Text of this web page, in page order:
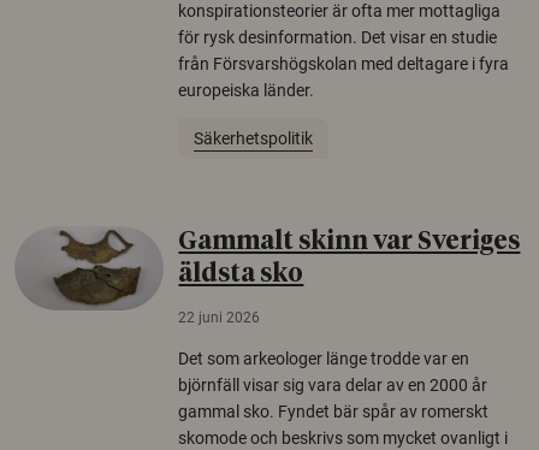
konspirationsteorier är ofta mer mottagliga
för rysk desinformation. Det visar en studie
från Försvarshögskolan med deltagare i fyra
europeiska länder.
Säkerhetspolitik
Gammalt skinn var Sveriges
äldsta sko
22 juni 2026
Det som arkeologer länge trodde var en
björnfäll visar sig vara delar av en 2000 år
gammal sko. Fyndet bär spår av romerskt
skomode och beskrivs som mycket ovanligt i